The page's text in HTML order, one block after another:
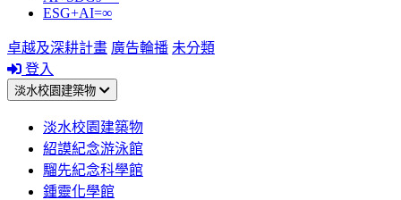
ESG+AI=∞
卓越及深耕計畫 廣告輪播 未分類
登入
淡水校園建築物
淡水校園建築物
紹謨紀念游泳館
騮先紀念科學館
鍾靈化學館